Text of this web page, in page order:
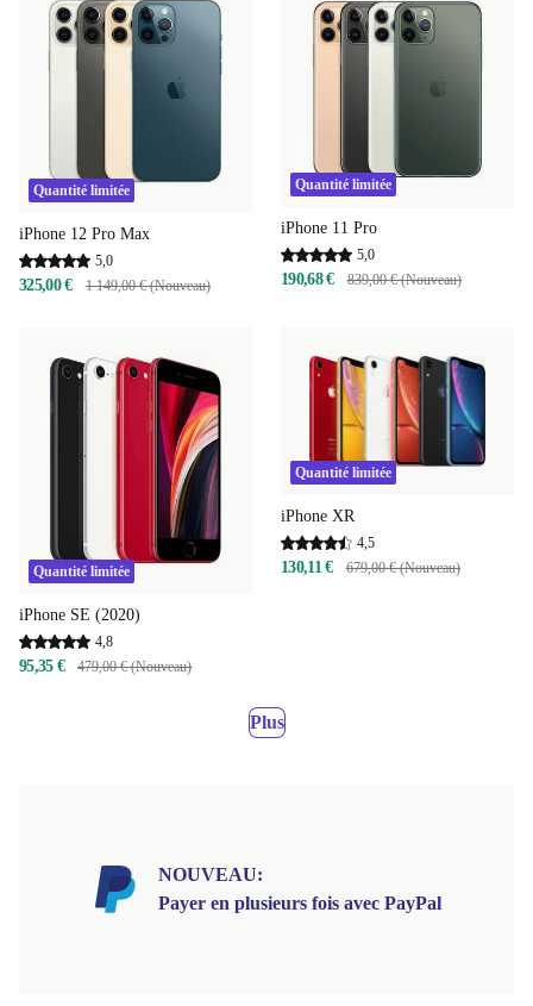
Quantité limitée
iPhone 12 Pro Max
5,0
325,00 € 1 149,00 € (Nouveau)
Quantité limitée
iPhone 11 Pro
5,0
190,68 € 839,00 € (Nouveau)
Quantité limitée
iPhone SE (2020)
4,8
95,35 € 479,00 € (Nouveau)
Quantité limitée
iPhone XR
4,5
130,11 € 679,00 € (Nouveau)
Plus
NOUVEAU:
Payer en plusieurs fois avec PayPal